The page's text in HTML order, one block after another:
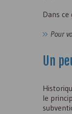
Dans
Pour
Un
le